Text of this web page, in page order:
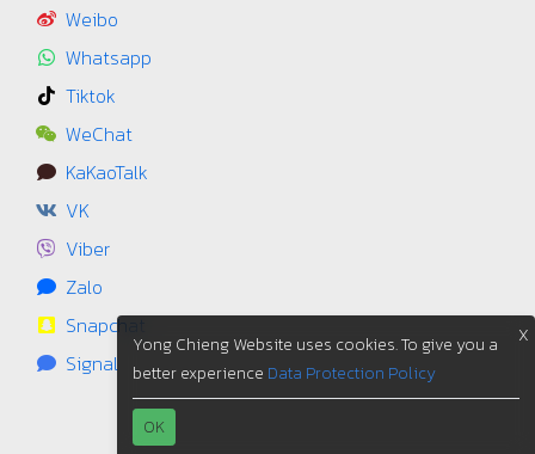
Weibo
Whatsapp
Tiktok
WeChat
KaKaoTalk
VK
Viber
Zalo
Snapchat
Signal
X
Yong Chieng Website uses cookies. To give you a
better experience Data Protection Policy
OK